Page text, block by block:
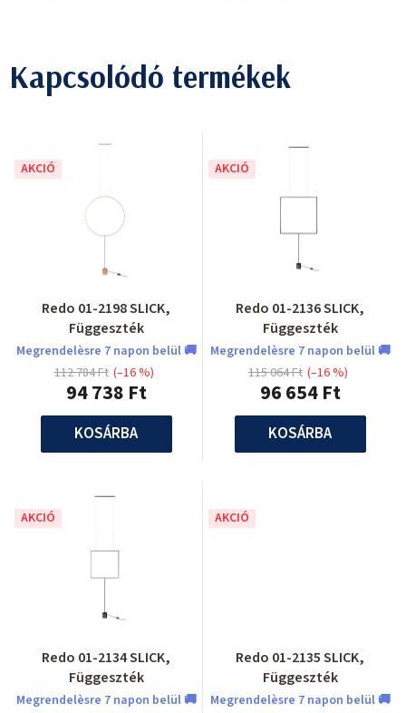
Kapcsolódó termékek
AKCIÓ
Redo 01-2198 SLICK,
Függeszték
Megrendelèsre 7 napon belül 🚚
94 738 Ft
112 784 Ft (–16 %)
KOSÁRBA
AKCIÓ
Redo 01-2136 SLICK,
Függeszték
Megrendelèsre 7 napon belül 🚚
96 654 Ft
115 064 Ft (–16 %)
KOSÁRBA
AKCIÓ
Redo 01-2134 SLICK,
Függeszték
Megrendelèsre 7 napon belül 🚚
AKCIÓ
Redo 01-2135 SLICK,
Függeszték
Megrendelèsre 7 napon belül 🚚